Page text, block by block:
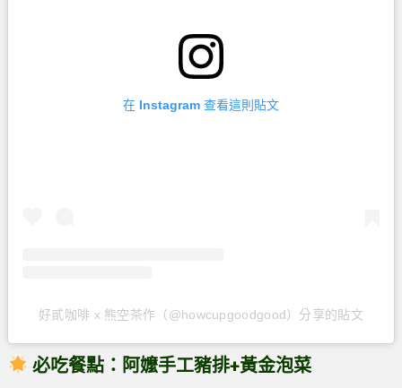
在 Instagram 查看這則貼文
好貳咖啡 x 熊空茶作（@howcupgoodgood）分享的貼文
必吃餐點：阿嬤手工豬排+黃金泡菜